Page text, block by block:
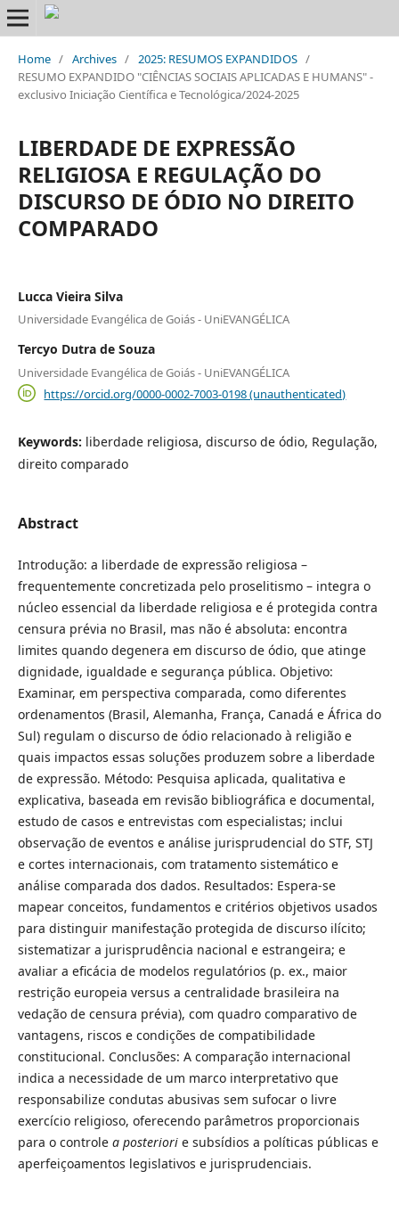
Home / Archives / 2025: RESUMOS EXPANDIDOS /
RESUMO EXPANDIDO "CIÊNCIAS SOCIAIS APLICADAS E HUMANS" -
exclusivo Iniciação Científica e Tecnológica/2024-2025
LIBERDADE DE EXPRESSÃO
RELIGIOSA E REGULAÇÃO DO
DISCURSO DE ÓDIO NO DIREITO
COMPARADO
Lucca Vieira Silva
Universidade Evangélica de Goiás - UniEVANGÉLICA
Tercyo Dutra de Souza
Universidade Evangélica de Goiás - UniEVANGÉLICA
https://orcid.org/0000-0002-7003-0198 (unauthenticated)
Keywords: liberdade religiosa, discurso de ódio, Regulação,
direito comparado
Abstract
Introdução: a liberdade de expressão religiosa –
frequentemente concretizada pelo proselitismo – integra o
núcleo essencial da liberdade religiosa e é protegida contra
censura prévia no Brasil, mas não é absoluta: encontra
limites quando degenera em discurso de ódio, que atinge
dignidade, igualdade e segurança pública. Objetivo:
Examinar, em perspectiva comparada, como diferentes
ordenamentos (Brasil, Alemanha, França, Canadá e África do
Sul) regulam o discurso de ódio relacionado à religião e
quais impactos essas soluções produzem sobre a liberdade
de expressão. Método: Pesquisa aplicada, qualitativa e
explicativa, baseada em revisão bibliográfica e documental,
estudo de casos e entrevistas com especialistas; inclui
observação de eventos e análise jurisprudencial do STF, STJ
e cortes internacionais, com tratamento sistemático e
análise comparada dos dados. Resultados: Espera-se
mapear conceitos, fundamentos e critérios objetivos usados
para distinguir manifestação protegida de discurso ilícito;
sistematizar a jurisprudência nacional e estrangeira; e
avaliar a eficácia de modelos regulatórios (p. ex., maior
restrição europeia versus a centralidade brasileira na
vedação de censura prévia), com quadro comparativo de
vantagens, riscos e condições de compatibilidade
constitucional. Conclusões: A comparação internacional
indica a necessidade de um marco interpretativo que
responsabilize condutas abusivas sem sufocar o livre
exercício religioso, oferecendo parâmetros proporcionais
para o controle a posteriorie subsídios a políticas públicas e
aperfeiçoamentos legislativos e jurisprudenciais.